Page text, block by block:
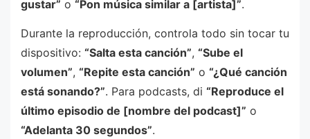
gustar” o “Pon música similar a [artista]”.
Durante la reproducción, controla todo sin tocar tu
dispositivo: “Salta esta canción”, “Sube el
volumen”, “Repite esta canción” o “¿Qué canción
está sonando?”. Para podcasts, di “Reproduce el
último episodio de [nombre del podcast]” o
“Adelanta 30 segundos”.